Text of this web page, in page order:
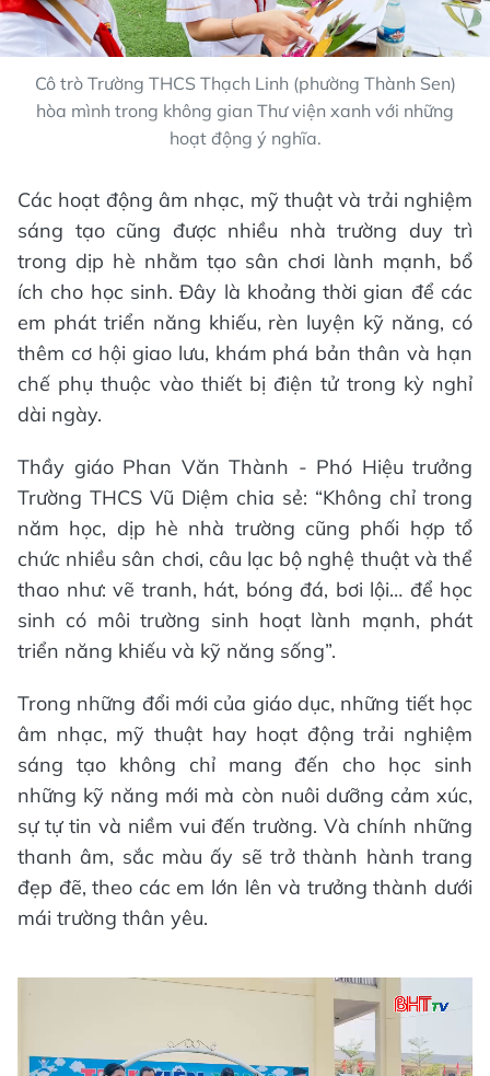
Cô trò Trường THCS Thạch Linh (phường Thành Sen)
hòa mình trong không gian Thư viện xanh với những
hoạt động ý nghĩa.
Các hoạt động âm nhạc, mỹ thuật và trải nghiệm
sáng tạo cũng được nhiều nhà trường duy trì
trong dịp hè nhằm tạo sân chơi lành mạnh, bổ
ích cho học sinh. Đây là khoảng thời gian để các
em phát triển năng khiếu, rèn luyện kỹ năng, có
thêm cơ hội giao lưu, khám phá bản thân và hạn
chế phụ thuộc vào thiết bị điện tử trong kỳ nghỉ
dài ngày.
Thầy giáo Phan Văn Thành - Phó Hiệu trưởng
Trường THCS Vũ Diệm chia sẻ: “Không chỉ trong
năm học, dịp hè nhà trường cũng phối hợp tổ
chức nhiều sân chơi, câu lạc bộ nghệ thuật và thể
thao như: vẽ tranh, hát, bóng đá, bơi lội… để học
sinh có môi trường sinh hoạt lành mạnh, phát
triển năng khiếu và kỹ năng sống”.
Trong những đổi mới của giáo dục, những tiết học
âm nhạc, mỹ thuật hay hoạt động trải nghiệm
sáng tạo không chỉ mang đến cho học sinh
những kỹ năng mới mà còn nuôi dưỡng cảm xúc,
sự tự tin và niềm vui đến trường. Và chính những
thanh âm, sắc màu ấy sẽ trở thành hành trang
đẹp đẽ, theo các em lớn lên và trưởng thành dưới
mái trường thân yêu.